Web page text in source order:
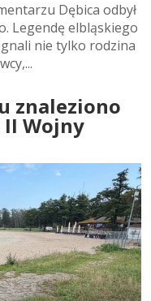
Dębica odbył
Legendę elbląskiego
nie tylko rodzina
znaleziono
II Wojny